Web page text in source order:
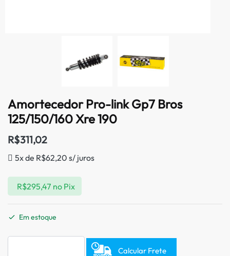
Amortecedor Pro-link Gp7 Bros
125/150/160 Xre 190
R$311,02
5x de R$62,20 s/ juros
R$295,47 no Pix
Em estoque
Calcular Frete